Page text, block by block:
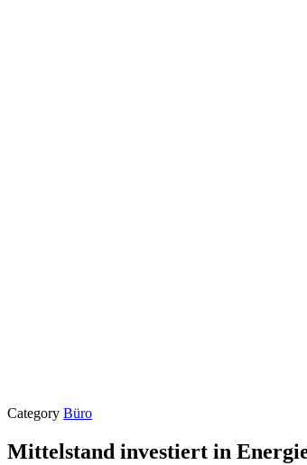
Category Büro
Mittelstand investiert in